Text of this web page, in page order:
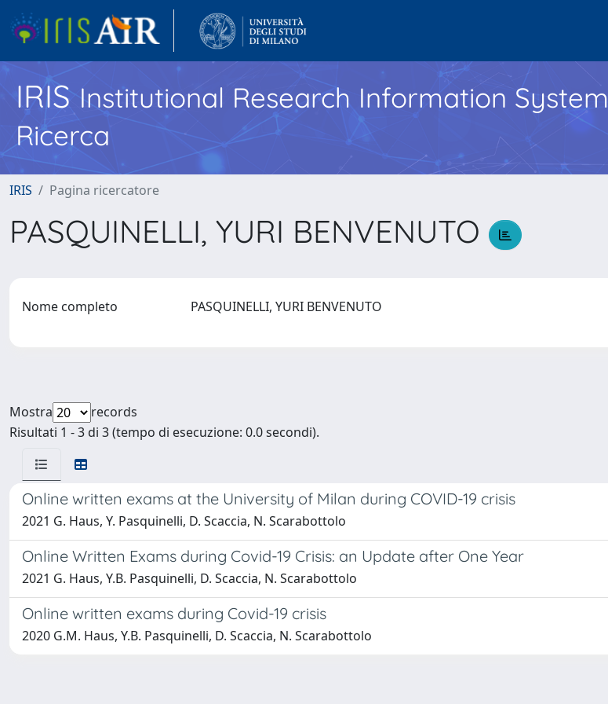
IRISInstitutional Research Information System
Ricerca
IRIS Pagina ricercatore
PASQUINELLI, YURI BENVENUTO
Nome completo PASQUINELLI, YURI BENVENUTO
Mostra
records
Risultati 1 - 3 di 3 (tempo di esecuzione: 0.0 secondi).
Online written exams at the University of Milan during COVID-19 crisis
2021 G. Haus, Y. Pasquinelli, D. Scaccia, N. Scarabottolo
Online Written Exams during Covid-19 Crisis: an Update after One Year
2021 G. Haus, Y.B. Pasquinelli, D. Scaccia, N. Scarabottolo
Online written exams during Covid-19 crisis
2020 G.M. Haus, Y.B. Pasquinelli, D. Scaccia, N. Scarabottolo